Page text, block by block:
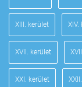
XIII. kerület XIV.
XVII. kerület
XXI. kerület